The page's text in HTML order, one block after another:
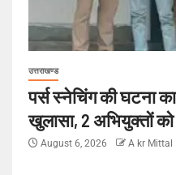
उत्तराखण्ड
पर्स स्नेचिंग की घटना
खुलासा, 2 अभियुक्तों को
August 6, 2026 A kr Mittal